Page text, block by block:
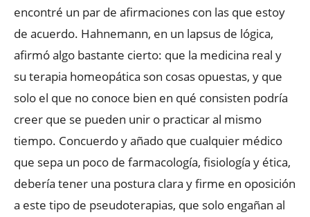
encontré un par de afirmaciones con las que estoy
de acuerdo. Hahnemann, en un lapsus de lógica,
afirmó algo bastante cierto: que la medicina real y
su terapia homeopática son cosas opuestas, y que
solo el que no conoce bien en qué consisten podría
creer que se pueden unir o practicar al mismo
tiempo. Concuerdo y añado que cualquier médico
que sepa un poco de farmacología, fisiología y ética,
debería tener una postura clara y firme en oposición
a este tipo de pseudoterapias, que solo engañan al